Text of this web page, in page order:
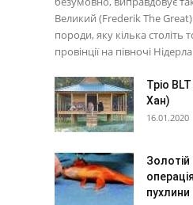
Великий (Frederik The
породи, яку кілька століть
провінції на півночі
Тріо
Хан)
16.01.2020
Золотій